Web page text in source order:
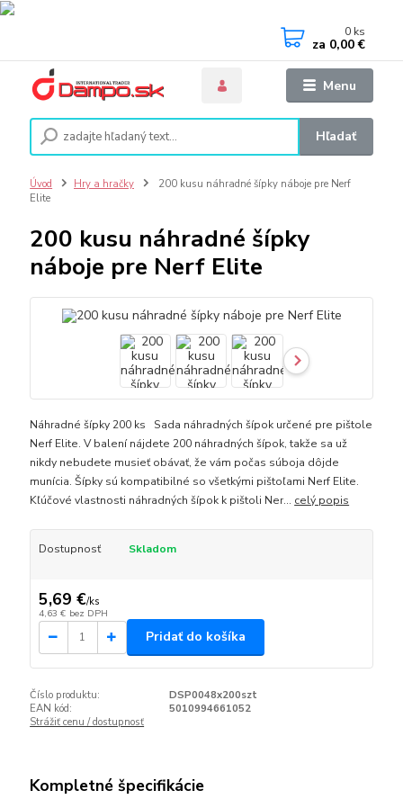
Menu
Hľadať
0 ks
za 0,00 €
Úvod Hry a hračky
200 kusu náhradné šípky náboje pre Nerf
Elite
200 kusu náhradné šípky
náboje pre Nerf Elite
Náhradné šípky 200 ks Sada náhradných šípok určené pre pištole
Nerf Elite. V balení nájdete 200 náhradných šípok, takže sa už
nikdy nebudete musieť obávať, že vám počas súboja dôjde
munícia. Šípky sú kompatibilné so všetkými pištoľami Nerf Elite.
Kľúčové vlastnosti náhradných šípok k pištoli Ner... celý popis
Dostupnosť Skladom
5,69 €/ks
4,63 € bez DPH
Pridať do košíka
Číslo produktu:
DSP0048x200szt
EAN kód:
5010994661052
Strážiť cenu / dostupnosť
Kompletné špecifikácie